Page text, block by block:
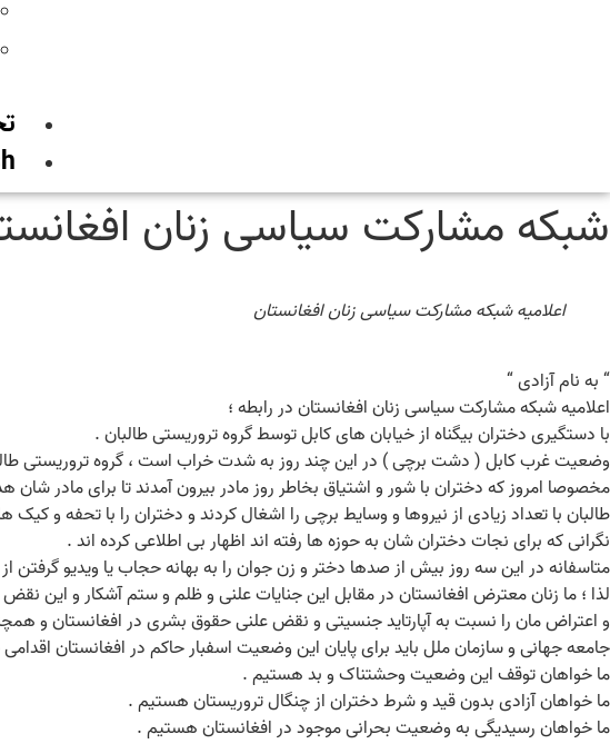
شبکه مشارکت سیاسی زنان
اعلامیه شبکه مشارکت سیاسی زنان افغانستان
“ به نام آزادی “
اعلامیه شبکه مشارکت سیاسی زنان افغانستان در رابطه ؛
با دستگیری دختران بیگناه از خیابان های کابل توسط گروه تروریستی طالبان .
وضعیت غرب کابل ( دشت برچی ) در این چند روز به شدت خراب است ، گروه تروریستی
مخصوصا امروز که دختران با شور و اشتیاق بخاطر روز مادر بیرون آمدند تا برای مادر شان
طالبان با تعداد زیادی از نیروها و وسایط برچی را اشغال کردند و دختران را با تحفه و
نگرانی که برای نجات دختران شان به حوزه ها رفته اند اظهار بی اطلاعی کرده اند .
متاسفانه در این سه روز بیش از صدها دختر و زن جوان را به بهانه حجاب یا ویدیو گرفتن از
لذا ؛ ما زنان معترض افغانستان در مقابل این جنایات علنی و ظلم و ستم آشکار و این
و اعتراض مان را نسبت به آپارتاید جنسیتی و نقض علنی حقوق بشری در افغانستان و
جامعه جهانی و سازمان ملل باید برای پایان این وضعیت اسفبار حاکم در افغانستان
ما خواهان توقف این وضعیت وحشتناک و بد هستیم .
ما خواهان آزادی بدون قید و شرط دختران از چنگال تروریستان هستیم .
ما خواهان رسیدیگی به وضعیت بحرانی موجود در افغانستان هستیم .